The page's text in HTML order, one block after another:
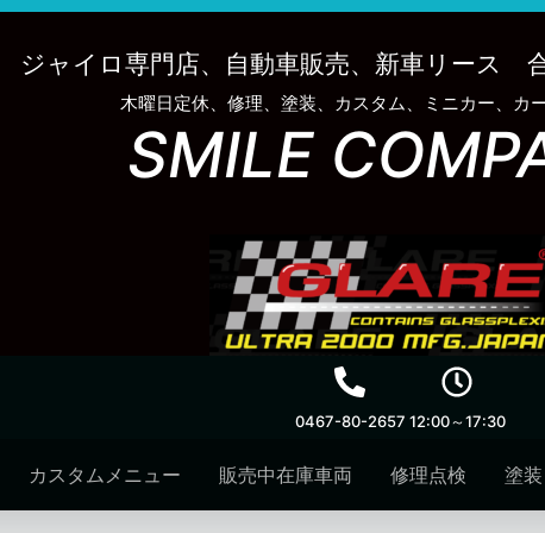
ジャイロ専門店、自動車販売、新車リース
木曜日定休、修理、塗装、カスタム、ミニカー、カ
SMILE
0467-80-2657 12:00～17:30
カスタムメニュー 販売中在庫車両 修理点検 塗